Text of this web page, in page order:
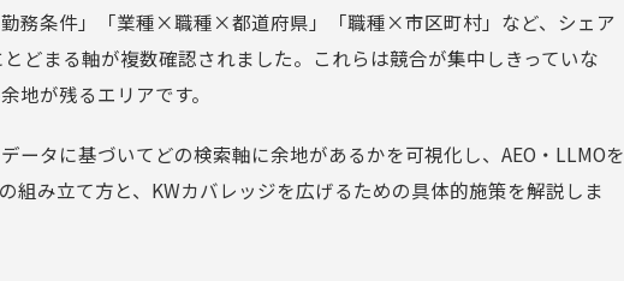
務条件」「業種×職種×都道府県」「職種×市区町村」など、シェア
どまる軸が複数確認されました。これらは競合が集中しきっていな
地が残るエリアです。
ータに基づいてどの検索軸に余地があるかを可視化し、AEO・LLMOを
組み立て方と、KWカバレッジを広げるための具体的施策を解説しま